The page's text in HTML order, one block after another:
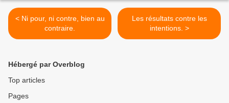
< Ni pour, ni contre, bien au
contraire.
Les résultats contre les
intentions. >
Hébergé par Overblog
Top articles
Pages